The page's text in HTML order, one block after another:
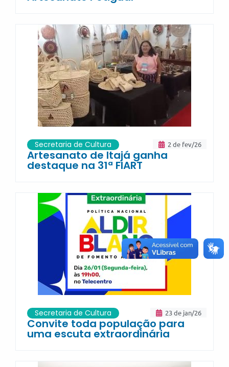
2 de fev/26
Secretaria de Cultura
Artesanato de Itajá ganha
destaque na 31ª FIART
23 de jan/26
Secretaria de Cultura
Convite toda população para
uma escuta extraordinária